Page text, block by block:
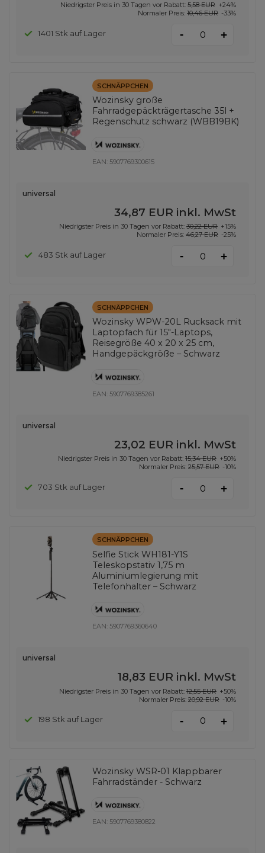
Niedrigster Preis in 30 Tagen vor Rabatt: 5,58 EUR +24%
Normaler Preis: 10,46 EUR -33%
1401 Stk auf Lager - +
SCHNÄPPCHEN
Wozinsky große
Fahrradgepäckträgertasche 35l +
Regenschutz schwarz (WBB19BK)
EAN: 5907769300615
universal
34,87 EUR inkl. MwSt
Niedrigster Preis in 30 Tagen vor Rabatt: 30,22 EUR +15%
Normaler Preis: 46,27 EUR -25%
483 Stk auf Lager - +
SCHNÄPPCHEN
Wozinsky WPW-20L Rucksack mit
Laptopfach für 15"-Laptops,
Reisegröße 40 x 20 x 25 cm,
Handgepäckgröße – Schwarz
EAN: 5907769385261
universal
23,02 EUR inkl. MwSt
Niedrigster Preis in 30 Tagen vor Rabatt: 15,34 EUR +50%
Normaler Preis: 25,57 EUR -10%
703 Stk auf Lager - +
SCHNÄPPCHEN
Selfie Stick WH181-Y1S
Teleskopstativ 1,75 m
Aluminiumlegierung mit
Telefonhalter – Schwarz
EAN: 5907769360640
universal
18,83 EUR inkl. MwSt
Niedrigster Preis in 30 Tagen vor Rabatt: 12,55 EUR +50%
Normaler Preis: 20,92 EUR -10%
198 Stk auf Lager - +
Wozinsky WSR-01 Klappbarer
Fahrradständer - Schwarz
EAN: 5907769380822